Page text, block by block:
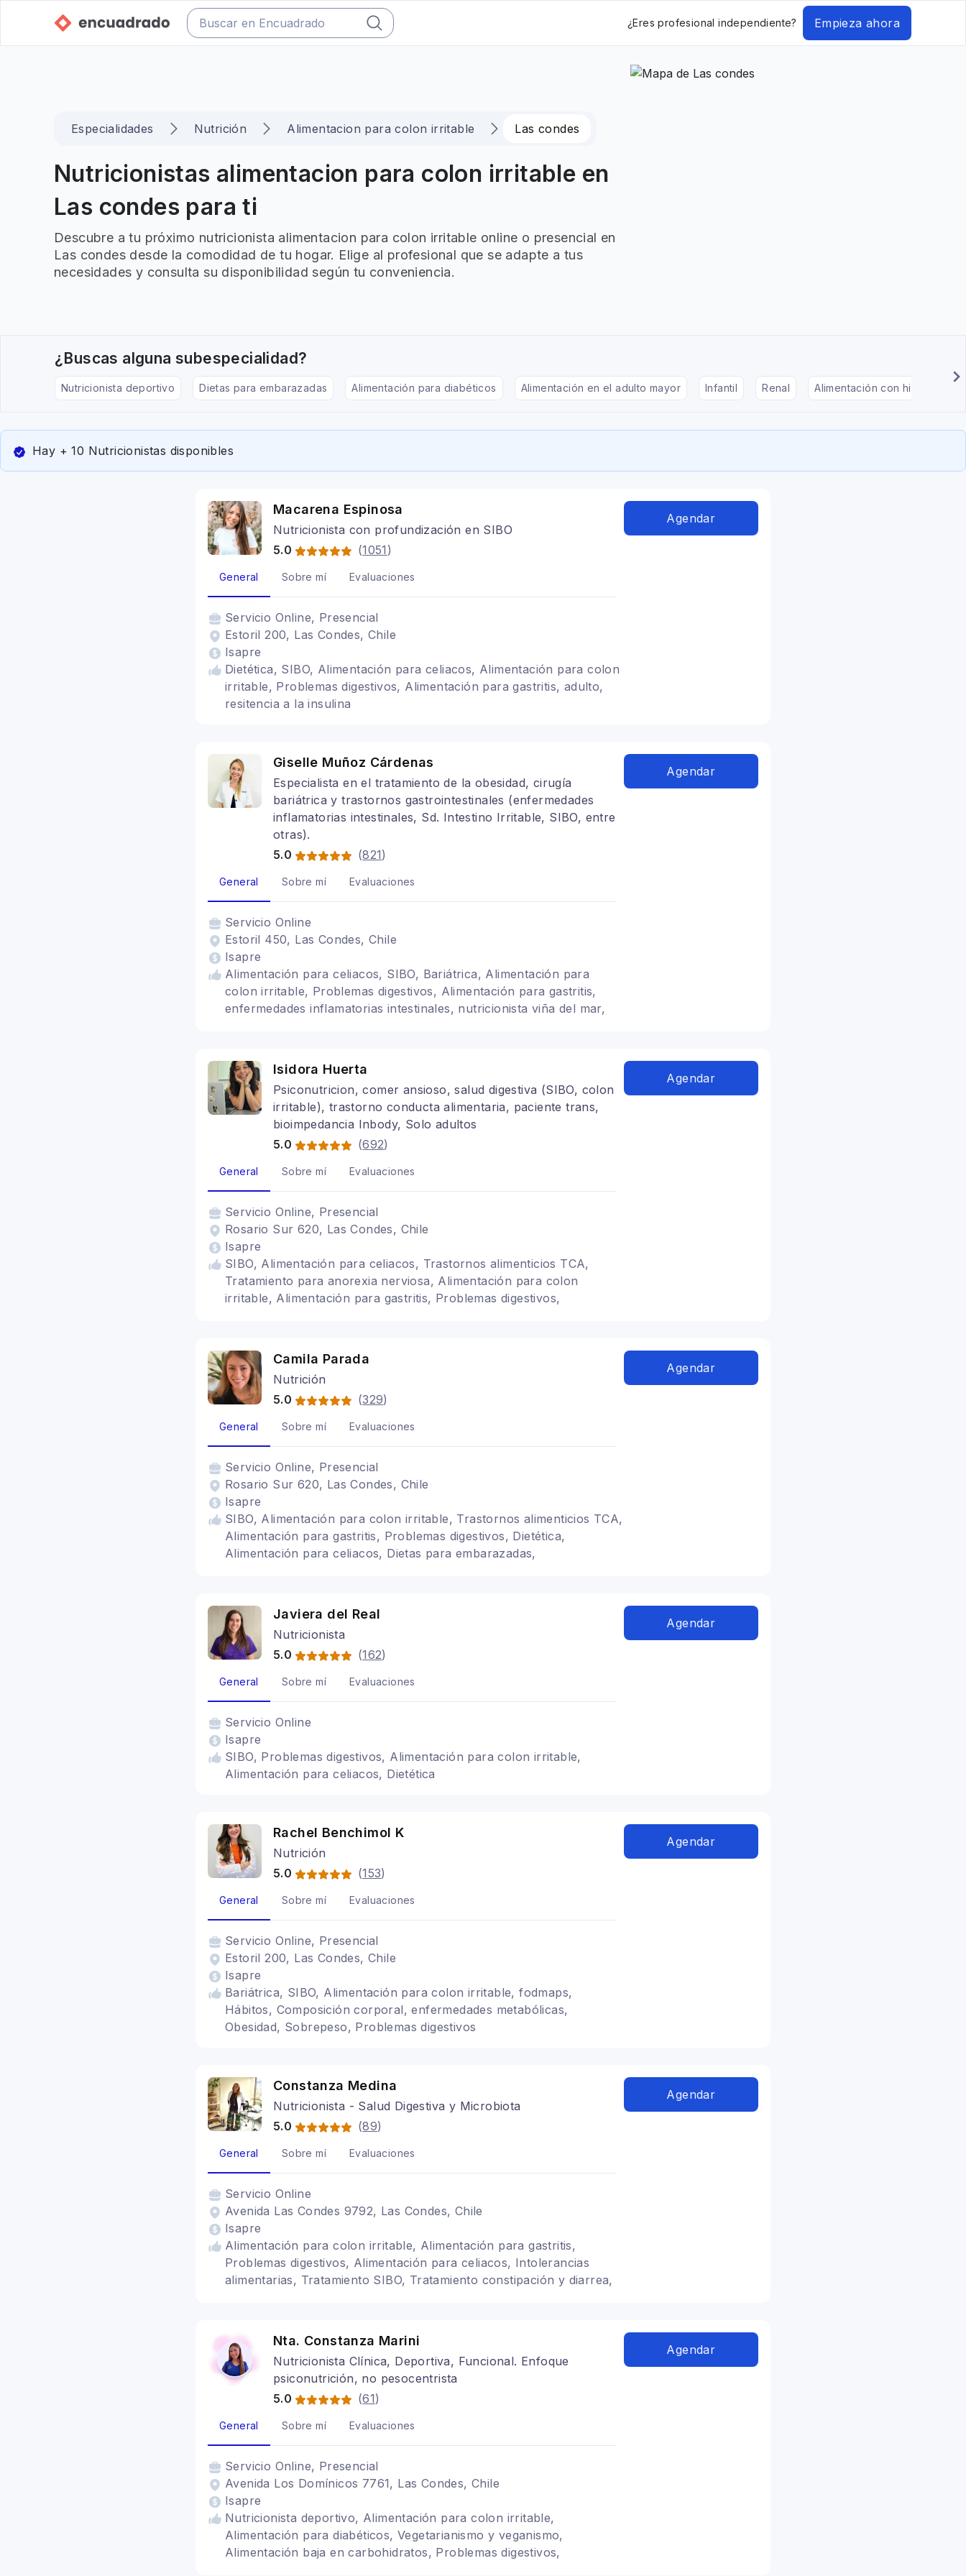
¿Eres profesional independiente? Empieza ahora
Especialidades Nutrición Alimentacion para colon irritable Las condes
Nutricionistas alimentacion para colon irritable en
Las condes para ti
Descubre a tu próximo nutricionista alimentacion para colon irritable online o presencial en
Las condes desde la comodidad de tu hogar. Elige al profesional que se adapte a tus
necesidades y consulta su disponibilidad según tu conveniencia.
¿Buscas alguna subespecialidad?
Nutricionista deportivo Dietas para embarazadas Alimentación para diabéticos Alimentación en el adulto mayor Infantil Renal Alimentación con
Hay + 10 Nutricionistas disponibles
Macarena Espinosa
Nutricionista con profundización en SIBO
5.0
(1051 )
General Sobre mí Evaluaciones
Servicio Online, Presencial
Estoril 200, Las Condes, Chile
Isapre
Dietética, SIBO, Alimentación para celiacos, Alimentación para colon
irritable, Problemas digestivos, Alimentación para gastritis, adulto,
resitencia a la insulina
Agendar
Giselle Muñoz Cárdenas
Especialista en el tratamiento de la obesidad, cirugía
bariátrica y trastornos gastrointestinales (enfermedades
inflamatorias intestinales, Sd. Intestino Irritable, SIBO, entre
otras).
5.0
(821)
General Sobre mí Evaluaciones
Servicio Online
Estoril 450, Las Condes, Chile
Isapre
Alimentación para celiacos, SIBO, Bariátrica, Alimentación para
colon irritable, Problemas digestivos, Alimentación para gastritis,
enfermedades inflamatorias intestinales, nutricionista viña del mar,
Agendar
Isidora Huerta
Psiconutricion, comer ansioso, salud digestiva (SIBO, colon
irritable), trastorno conducta alimentaria, paciente trans,
bioimpedancia Inbody, Solo adultos
5.0
(692)
General Sobre mí Evaluaciones
Servicio Online, Presencial
Rosario Sur 620, Las Condes, Chile
Isapre
SIBO, Alimentación para celiacos, Trastornos alimenticios TCA,
Tratamiento para anorexia nerviosa, Alimentación para colon
irritable, Alimentación para gastritis, Problemas digestivos,
Agendar
Camila Parada
Nutrición
5.0
(329)
General Sobre mí Evaluaciones
Servicio Online, Presencial
Rosario Sur 620, Las Condes, Chile
Isapre
SIBO, Alimentación para colon irritable, Trastornos alimenticios TCA,
Alimentación para gastritis, Problemas digestivos, Dietética,
Alimentación para celiacos, Dietas para embarazadas,
Agendar
Javiera del Real
Nutricionista
5.0
(162)
General Sobre mí Evaluaciones
Servicio Online
Isapre
SIBO, Problemas digestivos, Alimentación para colon irritable,
Alimentación para celiacos, Dietética
Agendar
Rachel Benchimol K
Nutrición
5.0
(153)
General Sobre mí Evaluaciones
Servicio Online, Presencial
Estoril 200, Las Condes, Chile
Isapre
Bariátrica, SIBO, Alimentación para colon irritable, fodmaps,
Hábitos, Composición corporal, enfermedades metabólicas,
Obesidad, Sobrepeso, Problemas digestivos
Agendar
Constanza Medina
Nutricionista - Salud Digestiva y Microbiota
5.0
(89)
General Sobre mí Evaluaciones
Servicio Online
Avenida Las Condes 9792, Las Condes, Chile
Isapre
Alimentación para colon irritable, Alimentación para gastritis,
Problemas digestivos, Alimentación para celiacos, Intolerancias
alimentarias, Tratamiento SIBO, Tratamiento constipación y diarrea,
Agendar
Nta. Constanza Marini
Nutricionista Clínica, Deportiva, Funcional. Enfoque
psiconutrición, no pesocentrista
5.0
(61)
General Sobre mí Evaluaciones
Servicio Online, Presencial
Avenida Los Domínicos 7761, Las Condes, Chile
Isapre
Nutricionista deportivo, Alimentación para colon irritable,
Alimentación para diabéticos, Vegetarianismo y veganismo,
Alimentación baja en carbohidratos, Problemas digestivos,
Agendar